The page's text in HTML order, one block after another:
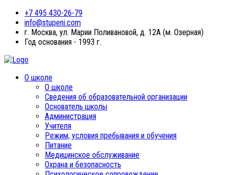
+7 495 430-26-79
info@stupeni.com
г. Москва, ул. Марии Поливановой, д. 12А (м. Озерная)
Год основания - 1993 г.
О школе
О школе
Сведения об образовательной организации
Основатель школы
Администрация
Учителя
Режим, условия пребывания и обучения
Питание
Медицинское обслуживание
Охрана и безопасность